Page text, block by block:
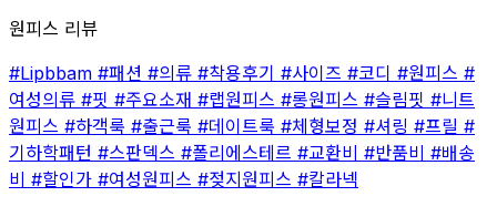
원피스 리뷰
#Lipbbam #패션 #의류 #착용후기 #사이즈 #코디 #원피스 #
여성의류 #핏 #주요소재 #랩원피스 #롱원피스 #슬림핏 #니트
원피스 #하객룩 #출근룩 #데이트룩 #체형보정 #셔링 #프릴 #
기하학패턴 #스판덱스 #폴리에스테르 #교환비 #반품비 #배송
비 #할인가 #여성원피스 #젖지원피스 #칼라넥